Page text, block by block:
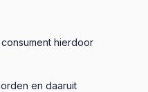
hierdoor
en daaruit